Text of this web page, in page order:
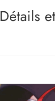
Détails